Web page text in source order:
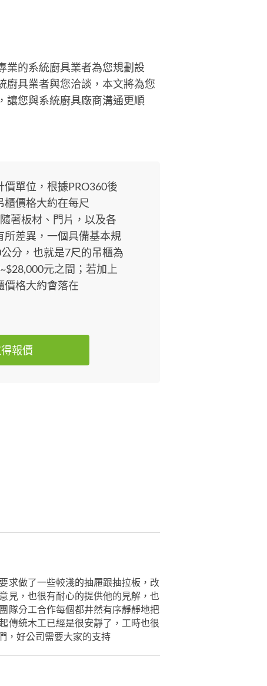
業的系統廚具業者為您規劃設
廚具業者與您洽談，本文將為您
讓您與系統廚具廠商溝通更順
單位，根據PRO360後
櫃價格大約在每尺
著板材、門片，以及各
所差異，一個具備基本規
分，也就是7尺的吊櫃為
元之間；若加上
價格大約會落在
報價
求做了一些較淺的抽屜跟抽拉板，改
見，也很有耐心的提供他的見解，也
隊分工合作每個都井然有序靜靜地把
傳統木工已經是很安靜了，工時也很
，好公司需要大家的支持